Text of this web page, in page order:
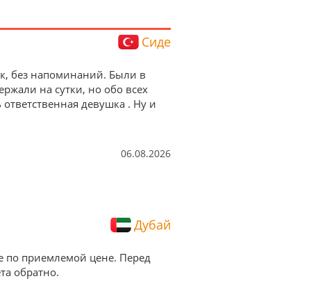
Сиде
без напоминаний. Были в
на сутки, но обо всех
девушка . Ну и
06.08.2026
Дубай
по приемлемой цене. Перед
обратно.